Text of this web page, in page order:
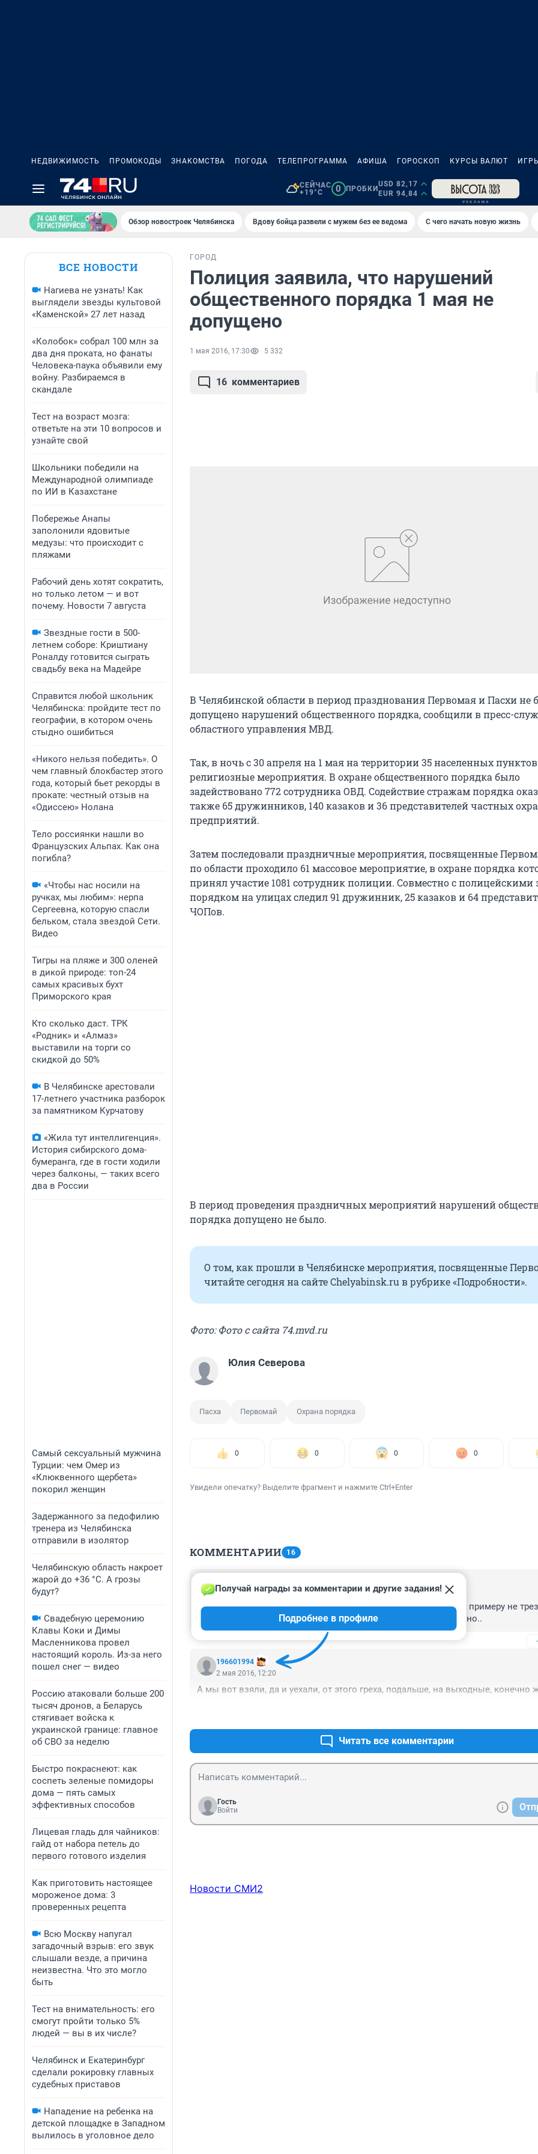
НЕДВИЖИМОСТЬ ПРОМОКОДЫ ЗНАКОМСТВА ПОГОДА ТЕЛЕПРОГРАММА АФИША ГОРОСКОП КУРСЫ ВАЛЮТ ИГРЫ
СЕЙЧАС
+19°C
0 ПРОБКИ
USD 82,17
EUR 94,84
Обзор новостроек Челябинска Вдову бойца развели с мужем без ее ведома С чего начать новую жизнь
ВСЕ НОВОСТИ
Нагиева не узнать! Как
выглядели звезды культовой
«Каменской» 27 лет назад
«Колобок» собрал 100 млн за
два дня проката, но фанаты
Человека-паука объявили ему
войну. Разбираемся в
скандале
Тест на возраст мозга:
ответьте на эти 10 вопросов и
узнайте свой
Школьники победили на
Международной олимпиаде
по ИИ в Казахстане
Побережье Анапы
заполонили ядовитые
медузы: что происходит с
пляжами
Рабочий день хотят сократить,
но только летом — и вот
почему. Новости 7 августа
Звездные гости в 500-
летнем соборе: Криштиану
Роналду готовится сыграть
свадьбу века на Мадейре
Справится любой школьник
Челябинска: пройдите тест по
географии, в котором очень
стыдно ошибиться
«Никого нельзя победить». О
чем главный блокбастер этого
года, который бьет рекорды в
прокате: честный отзыв на
«Одиссею» Нолана
Тело россиянки нашли во
Французских Альпах. Как она
погибла?
«Чтобы нас носили на
ручках, мы любим»: нерпа
Сергеевна, которую спасли
бельком, стала звездой Сети.
Видео
Тигры на пляже и 300 оленей
в дикой природе: топ-24
самых красивых бухт
Приморского края
Кто сколько даст. ТРК
«Родник» и «Алмаз»
выставили на торги со
скидкой до 50%
В Челябинске арестовали
17-летнего участника разборок
за памятником Курчатову
«Жила тут интеллигенция».
История сибирского дома-
бумеранга, где в гости ходили
через балконы, — таких всего
два в России
Самый сексуальный мужчина
Турции: чем Омер из
«Клюквенного щербета»
покорил женщин
Задержанного за педофилию
тренера из Челябинска
отправили в изолятор
Челябинскую область накроет
жарой до +36 °C. А грозы
будут?
Свадебную церемонию
Клавы Коки и Димы
Масленникова провел
настоящий король. Из-за него
пошел снег — видео
Россию атаковали больше 200
тысяч дронов, а Беларусь
стягивает войска к
украинской границе: главное
об СВО за неделю
Быстро покраснеют: как
соспеть зеленые помидоры
дома — пять самых
эффективных способов
Лицевая гладь для чайников:
гайд от набора петель до
первого готового изделия
Как приготовить настоящее
мороженое дома: 3
проверенных рецепта
Всю Москву напугал
загадочный взрыв: его звук
слышали везде, а причина
неизвестна. Что это могло
быть
Тест на внимательность: его
смогут пройти только 5%
людей — вы в их числе?
Челябинск и Екатеринбург
сделали рокировку главных
судебных приставов
Нападение на ребенка на
детской площадке в Западном
вылилось в уголовное дело
ГОРОД
Полиция заявила, что нарушений
общественного порядка 1 мая не
допущено
1 мая 2016, 17:30 5 332
16 комментариев
В Челябинской области в период празднования Первомая и Пасхи не
допущено нарушений общественного порядка, сообщили в пресс-
областного управления МВД.
Так, в ночь с 30 апреля на 1 мая на территории 35 населенных
религиозные мероприятия. В охране общественного порядка было
задействовано 772 сотрудника ОВД. Содействие стражам порядка
также 65 дружинников, 140 казаков и 36 представителей частных
предприятий.
Затем последовали праздничные мероприятия, посвященные
по области проходило 61 массовое мероприятие, в охране порядка
принял участие 1081 сотрудник полиции. Совместно с полицейскими
порядком на улицах следил 91 дружинник, 25 казаков и 64
ЧОПов.
В период проведения праздничных мероприятий нарушений
порядка допущено не было.
О том, как прошли в Челябинске мероприятия, посвященные
читайте сегодня на сайте Chelyabinsk.ru в рубрике «Подробности».
Фото: Фото с сайта 74.mvd.ru
Юлия Северова
Пасха Первомай Охрана порядка
0 0 0 0
Увидели опечатку? Выделите фрагмент и нажмите Ctrl+Enter
КОММЕНТАРИИ 16
2 мая 2016, 18:53
Это же их работа, почему они этим гордятся? Энергетики вот к примеру не
каждый день, что электричество и тепло подается бесперебойно..
196601994
Получай награды за комментарии и другие задания!
Подробнее в профиле
2 мая 2016, 12:20
А мы вот взяли, да и уехали, от этого греха, подальше, на выходные, конечно
Читать все комментарии
Гость
Войти
Новости СМИ2